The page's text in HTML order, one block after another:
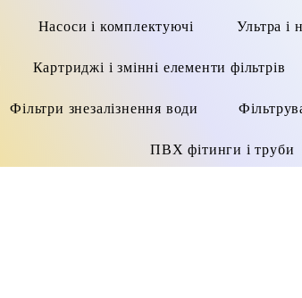
Насоси і комплектуючі Ультра і
Картриджі і змінні елементи фільтрів
Фільтри знезалізнення води
ПВХ фітинги і труби